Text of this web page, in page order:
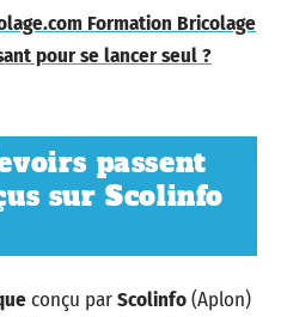
Formation Bricolage
pour se lancer seul ?
passent
sur Scolinfo
conçu parScolinfo(Aplon)